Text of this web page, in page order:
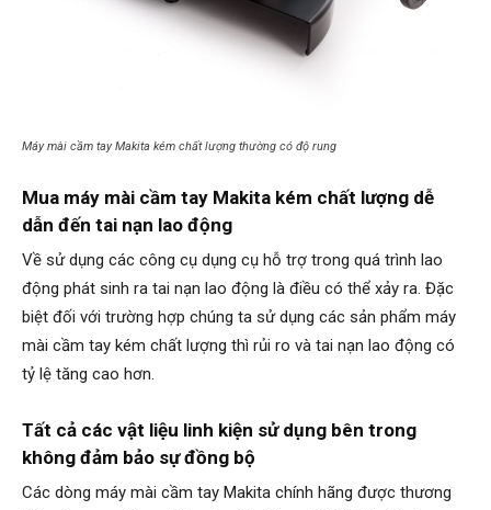
Máy mài cầm tay Makita kém chất lượng thường có độ rung
Mua máy mài cầm tay Makita kém chất lượng dễ
dẫn đến tai nạn lao động
Về sử dụng các công cụ dụng cụ hỗ trợ trong quá trình lao
động phát sinh ra tai nạn lao động là điều có thể xảy ra. Đặc
biệt đối với trường hợp chúng ta sử dụng các sản phẩm máy
mài cầm tay kém chất lượng thì rủi ro và tai nạn lao động có
tỷ lệ tăng cao hơn.
Tất cả các vật liệu linh kiện sử dụng bên trong
không đảm bảo sự đồng bộ
Các dòng máy mài cầm tay Makita chính hãng được thương